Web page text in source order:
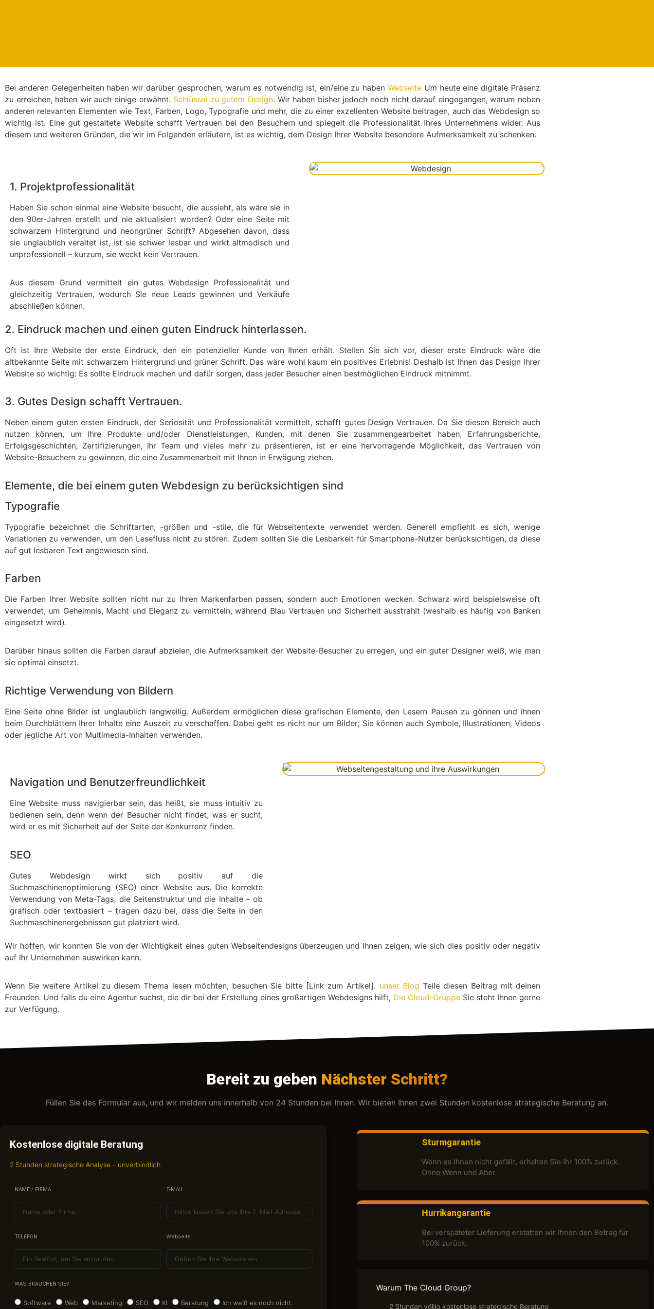
Bei anderen Gelegenheiten haben wir darüber gesprochen, warum es notwendig ist, ein/eine zu habenWebseite Um heute eine digitale Präsenz
zu erreichen, haben wir auch einige erwähnt. Schlüssel zu gutem Design. Wir haben bisher jedoch noch nicht darauf eingegangen, warum neben
anderen relevanten Elementen wie Text, Farben, Logo, Typografie und mehr, die zu einer exzellenten Website beitragen, auch das Webdesign so
wichtig ist. Eine gut gestaltete Website schafft Vertrauen bei den Besuchern und spiegelt die Professionalität Ihres Unternehmens wider. Aus
diesem und weiteren Gründen, die wir im Folgenden erläutern, ist es wichtig, dem Design Ihrer Website besondere Aufmerksamkeit zu schenken.
1. Projektprofessionalität
Haben Sie schon einmal eine Website besucht, die aussieht, als wäre sie in
den 90er-Jahren erstellt und nie aktualisiert worden? Oder eine Seite mit
schwarzem Hintergrund und neongrüner Schrift? Abgesehen davon, dass
sie unglaublich veraltet ist, ist sie schwer lesbar und wirkt altmodisch und
unprofessionell – kurzum, sie weckt kein Vertrauen.
Aus diesem Grund vermittelt ein gutes Webdesign Professionalität und
gleichzeitig Vertrauen, wodurch Sie neue Leads gewinnen und Verkäufe
abschließen können.
2. Eindruck machen und einen guten Eindruck hinterlassen.
Oft ist Ihre Website der erste Eindruck, den ein potenzieller Kunde von Ihnen erhält. Stellen Sie sich vor, dieser erste Eindruck wäre die
altbekannte Seite mit schwarzem Hintergrund und grüner Schrift. Das wäre wohl kaum ein positives Erlebnis! Deshalb ist Ihnen das Design Ihrer
Website so wichtig: Es sollte Eindruck machen und dafür sorgen, dass jeder Besucher einen bestmöglichen Eindruck mitnimmt.
3. Gutes Design schafft Vertrauen.
Neben einem guten ersten Eindruck, der Seriosität und Professionalität vermittelt, schafft gutes Design Vertrauen. Da Sie diesen Bereich auch
nutzen können, um Ihre Produkte und/oder Dienstleistungen, Kunden, mit denen Sie zusammengearbeitet haben, Erfahrungsberichte,
Erfolgsgeschichten, Zertifizierungen, Ihr Team und vieles mehr zu präsentieren, ist er eine hervorragende Möglichkeit, das Vertrauen von
Website-Besuchern zu gewinnen, die eine Zusammenarbeit mit Ihnen in Erwägung ziehen.
Elemente, die bei einem guten Webdesign zu berücksichtigen sind
Typografie
Typografie bezeichnet die Schriftarten, -größen und -stile, die für Webseitentexte verwendet werden. Generell empfiehlt es sich, wenige
Variationen zu verwenden, um den Lesefluss nicht zu stören. Zudem sollten Sie die Lesbarkeit für Smartphone-Nutzer berücksichtigen, da diese
auf gut lesbaren Text angewiesen sind.
Farben
Die Farben Ihrer Website sollten nicht nur zu Ihren Markenfarben passen, sondern auch Emotionen wecken. Schwarz wird beispielsweise oft
verwendet, um Geheimnis, Macht und Eleganz zu vermitteln, während Blau Vertrauen und Sicherheit ausstrahlt (weshalb es häufig von Banken
eingesetzt wird).
Darüber hinaus sollten die Farben darauf abzielen, die Aufmerksamkeit der Website-Besucher zu erregen, und ein guter Designer weiß, wie man
sie optimal einsetzt.
Richtige Verwendung von Bildern
Eine Seite ohne Bilder ist unglaublich langweilig. Außerdem ermöglichen diese grafischen Elemente, den Lesern Pausen zu gönnen und ihnen
beim Durchblättern Ihrer Inhalte eine Auszeit zu verschaffen. Dabei geht es nicht nur um Bilder; Sie können auch Symbole, Illustrationen, Videos
oder jegliche Art von Multimedia-Inhalten verwenden.
Navigation und Benutzerfreundlichkeit
Eine Website muss navigierbar sein, das heißt, sie muss intuitiv zu
bedienen sein, denn wenn der Besucher nicht findet, was er sucht,
wird er es mit Sicherheit auf der Seite der Konkurrenz finden.
SEO
Gutes Webdesign wirkt sich positiv auf die
Suchmaschinenoptimierung (SEO) einer Website aus. Die korrekte
Verwendung von Meta-Tags, die Seitenstruktur und die Inhalte – ob
grafisch oder textbasiert – tragen dazu bei, dass die Seite in den
Suchmaschinenergebnissen gut platziert wird.
Wir hoffen, wir konnten Sie von der Wichtigkeit eines guten Webseitendesigns überzeugen und Ihnen zeigen, wie sich dies positiv oder negativ
auf Ihr Unternehmen auswirken kann.
Wenn Sie weitere Artikel zu diesem Thema lesen möchten, besuchen Sie bitte [Link zum Artikel]. unser Blog Teile diesen Beitrag mit deinen
Freunden. Und falls du eine Agentur suchst, die dir bei der Erstellung eines großartigen Webdesigns hilft, Die Cloud-Gruppe Sie steht Ihnen gerne
zur Verfügung.
Bereit zu geben Nächster Schritt?
Füllen Sie das Formular aus, und wir melden uns innerhalb von 24 Stunden bei Ihnen. Wir bieten Ihnen zwei Stunden kostenlose strategische Beratung an.
Kostenlose digitale Beratung
2 Stunden strategische Analyse – unverbindlich
NAME / FIRMA E-MAIL
TELEFON Webseite
WAS BRAUCHEN SIE?
Software Web Marketing SEO KI Beratung Ich weiß es noch nicht.
Sturmgarantie
Wenn es Ihnen nicht gefällt, erhalten Sie Ihr 100% zurück.
Ohne Wenn und Aber.
Hurrikangarantie
Bei verspäteter Lieferung erstatten wir Ihnen den Betrag für
100% zurück.
Warum The Cloud Group?
2 Stunden völlig kostenlose strategische Beratung